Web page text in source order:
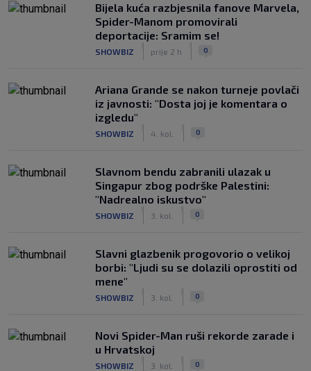
Bijela kuća razbjesnila fanove Marvela,
Spider-Manom promovirali
deportacije: Sramim se!
SHOWBIZ prije 2 h 0
Ariana Grande se nakon turneje povlači
iz javnosti: "Dosta joj je komentara o
izgledu"
SHOWBIZ 4. kol. 0
Slavnom bendu zabranili ulazak u
Singapur zbog podrške Palestini:
"Nadrealno iskustvo"
SHOWBIZ 3. kol. 0
Slavni glazbenik progovorio o velikoj
borbi: "Ljudi su se dolazili oprostiti od
mene"
SHOWBIZ 3. kol. 0
Novi Spider-Man ruši rekorde zarade i
u Hrvatskoj
SHOWBIZ 3. kol. 0